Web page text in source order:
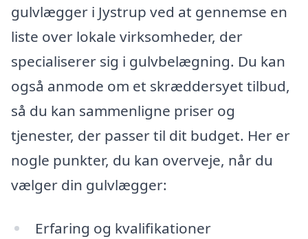
gulvlægger i Jystrup ved at gennemse en
liste over lokale virksomheder, der
specialiserer sig i gulvbelægning. Du kan
også anmode om et skræddersyet tilbud,
så du kan sammenligne priser og
tjenester, der passer til dit budget. Her er
nogle punkter, du kan overveje, når du
vælger din gulvlægger:
Erfaring og kvalifikationer